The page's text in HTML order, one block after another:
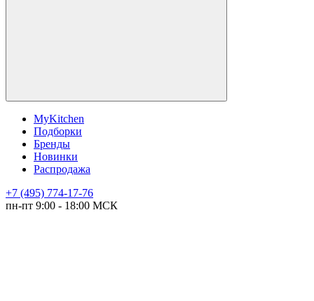
MyKitchen
Подборки
Бренды
Новинки
Распродажа
+7 (495) 774-17-76
пн-пт 9:00 - 18:00 МСК